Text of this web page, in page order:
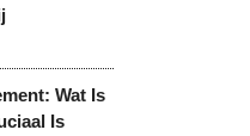
Wat Is
Is